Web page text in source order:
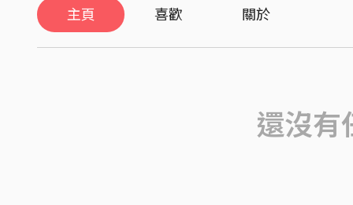
主頁 喜歡 關於
還沒有